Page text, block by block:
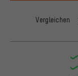
Vergleichen